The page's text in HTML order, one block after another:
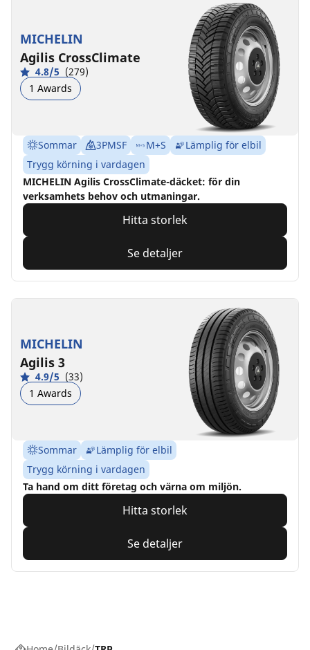
MICHELIN
Agilis CrossClimate
4.8/5 (279)
1 Awards
Sommar 3PMSF M+S
Lämplig för elbil
Trygg körning i vardagen
MICHELIN Agilis CrossClimate-däcket: för din
verksamhets behov och utmaningar.
Hitta storlek
Se detaljer
MICHELIN
Agilis 3
4.9/5 (33)
1 Awards
Sommar
Lämplig för elbil
Trygg körning i vardagen
Ta hand om ditt företag och värna om miljön.
Hitta storlek
Se detaljer